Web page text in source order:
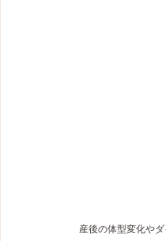
産後の体型変化や